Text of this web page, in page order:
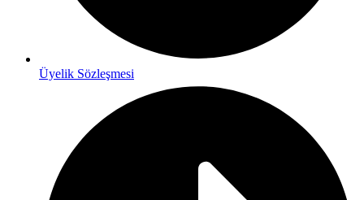
Üyelik Sözleşmesi